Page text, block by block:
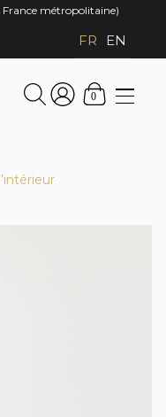
France métropolitaine)
FR EN
0